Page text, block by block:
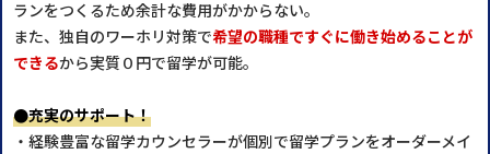
ランをつくるため余計な費用がかからない。
また、独自のワーホリ対策で希望の職種ですぐに働き始めることが
できるから実質０円で留学が可能。
●充実のサポート！
・経験豊富な留学カウンセラーが個別で留学プランをオーダーメイ